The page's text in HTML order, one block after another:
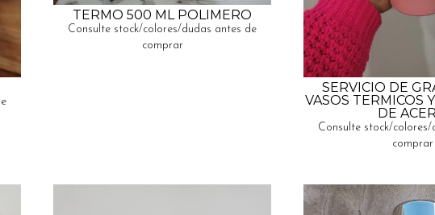
TERMO 500 ML POLIMERO
Consulte stock/colores/dudas antes de
comprar
SERVICIO DE
VASOS TERMICOS
DE
Consulte stock/
comprar